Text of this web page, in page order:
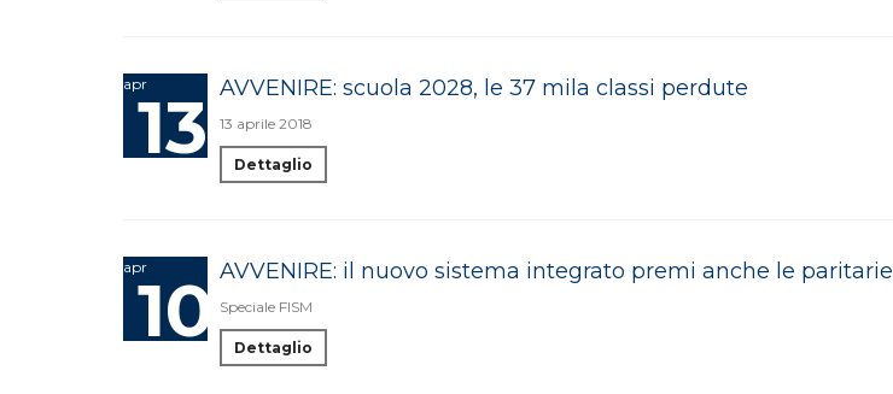
apr13 AVVENIRE: scuola 2028, le 37 mila classi perdute
13 aprile 2018
Dettaglio
apr10 AVVENIRE: il nuovo sistema integrato premi anche le paritarie
Speciale FISM
Dettaglio